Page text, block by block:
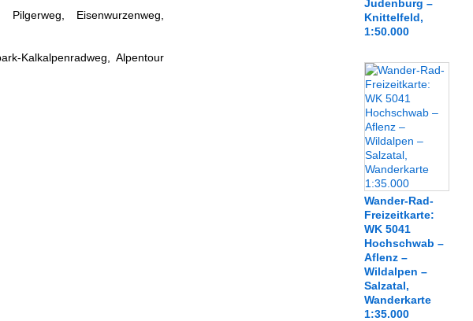
Eisenwurzenweg,
Kalkalpenradweg, Alpentour
Judenburg –
Knittelfeld,
1:50.000
Wander-Rad-
Freizeitkarte:
WK 5041
Hochschwab –
Aflenz –
Wildalpen –
Salzatal,
Wanderkarte
1:35.000